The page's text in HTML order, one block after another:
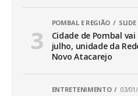
POMBAL E REGIÃO SLIDE
Cidade de Pombal
julho, unidade da
Novo Atacarejo
ENTRETENIMENTO 03/